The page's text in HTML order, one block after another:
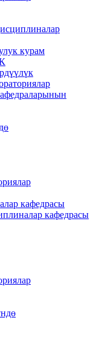
курам
кафедрасы
кафедрасы